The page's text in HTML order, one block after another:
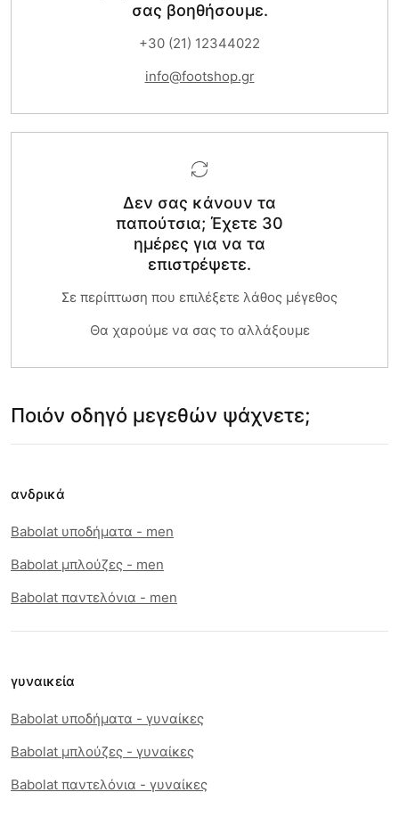
σας βοηθήσουμε.
+30 (21) 12344022
info@footshop.gr
Δεν σας κάνουν τα
παπούτσια; Έχετε 30
ημέρες για να τα
επιστρέψετε.
Σε περίπτωση που επιλέξετε λάθος μέγεθος
Θα χαρούμε να σας το αλλάξουμε
Ποιόν οδηγό μεγεθών ψάχνετε;
ανδρικά
Babolat υποδήματα - men
Babolat μπλούζες - men
Babolat παντελόνια - men
γυναικεία
Babolat υποδήματα - γυναίκες
Babolat μπλούζες - γυναίκες
Babolat παντελόνια - γυναίκες